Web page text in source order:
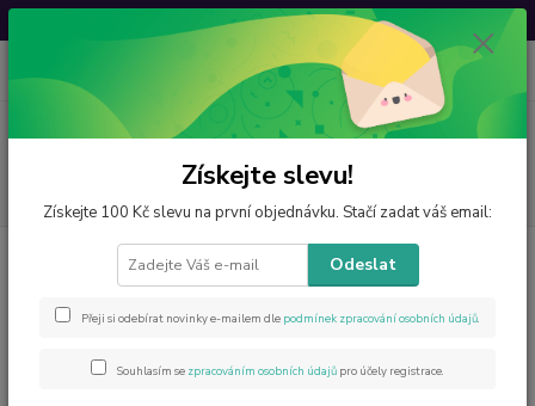
Svatovavřinecká sleva: 20 % s kódemVAVRINEC20
Menu
CZK 0
za
Minerály od A do Z
Citrínová drůza 1,8 kg - Kámen
hojnosti a životní energie
Citrínová drůza 1,8 kg - Kámen
hojnosti a životní energie
Získejte slevu!
Získejte 100 Kč slevu na první objednávku. Stačí zadat váš email:
Odeslat
Přeji si odebírat novinky e-mailem dle podmínek zpracování osobních údajů.
Souhlasím se zpracováním osobních údajů pro účely registrace.